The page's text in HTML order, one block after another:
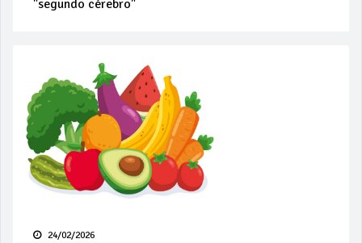
"segundo cérebro"
24/02/2026